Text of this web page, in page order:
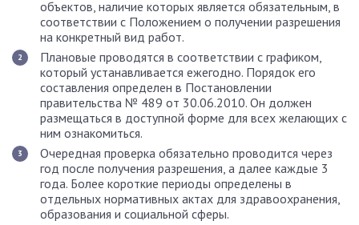
объектов, наличие которых является обязательным, в
соответствии с Положением о получении разрешения
на конкретный вид работ.
Плановые проводятся в соответствии с графиком,
который устанавливается ежегодно. Порядок его
составления определен в Постановлении
правительства № 489 от 30.06.2010. Он должен
размещаться в доступной форме для всех желающих с
ним ознакомиться.
Очередная проверка обязательно проводится через
год после получения разрешения, а далее каждые 3
года. Более короткие периоды определены в
отдельных нормативных актах для здравоохранения,
образования и социальной сферы.